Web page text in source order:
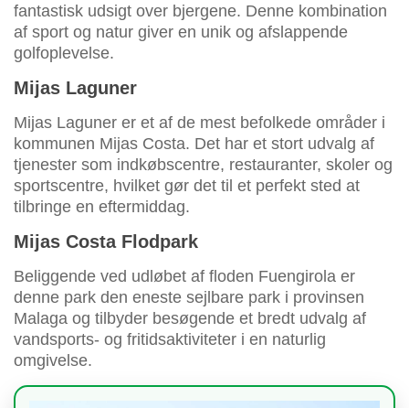
fantastisk udsigt over bjergene. Denne kombination
af sport og natur giver en unik og afslappende
golfoplevelse.
Mijas Laguner
Mijas Laguner er et af de mest befolkede områder i
kommunen Mijas Costa. Det har et stort udvalg af
tjenester som indkøbscentre, restauranter, skoler og
sportscentre, hvilket gør det til et perfekt sted at
tilbringe en eftermiddag.
Mijas Costa Flodpark
Beliggende ved udløbet af floden Fuengirola er
denne park den eneste sejlbare park i provinsen
Malaga og tilbyder besøgende et bredt udvalg af
vandsports- og fritidsaktiviteter i en naturlig
omgivelse.